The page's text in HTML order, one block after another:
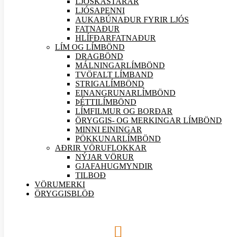
LJÓSAPENNI
AUKABÚNAÐUR FYRIR LJÓS
FATNAÐUR
HLÍFÐARFATNAÐUR
LÍM OG LÍMBÖND
DRAGBÖND
MÁLNINGARLÍMBÖND
TVÖFALT LÍMBAND
STRIGALÍMBÖND
EINANGRUNARLÍMBÖND
ÞÉTTILÍMBÖND
LÍMFILMUR OG BORÐAR
ÖRYGGIS- OG MERKINGAR LÍMBÖND
MINNI EININGAR
PÖKKUNARLÍMBÖND
AÐRIR VÖRUFLOKKAR
NÝJAR VÖRUR
GJAFAHUGMYNDIR
TILBOÐ
VÖRUMERKI
ÖRYGGISBLÖÐ
